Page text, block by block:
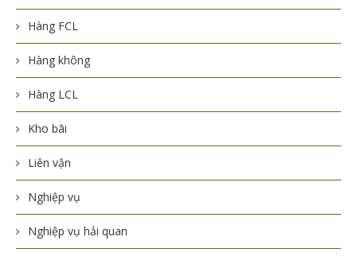
Hàng FCL
Hàng không
Hàng LCL
Kho bãi
Liên vận
Nghiệp vụ
Nghiệp vụ hải quan